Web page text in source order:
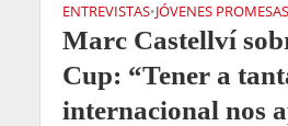
ENTREVISTAS•JÓVENES PROMESAS
Marc Castellví
Cup: “Tener a
internacional nos